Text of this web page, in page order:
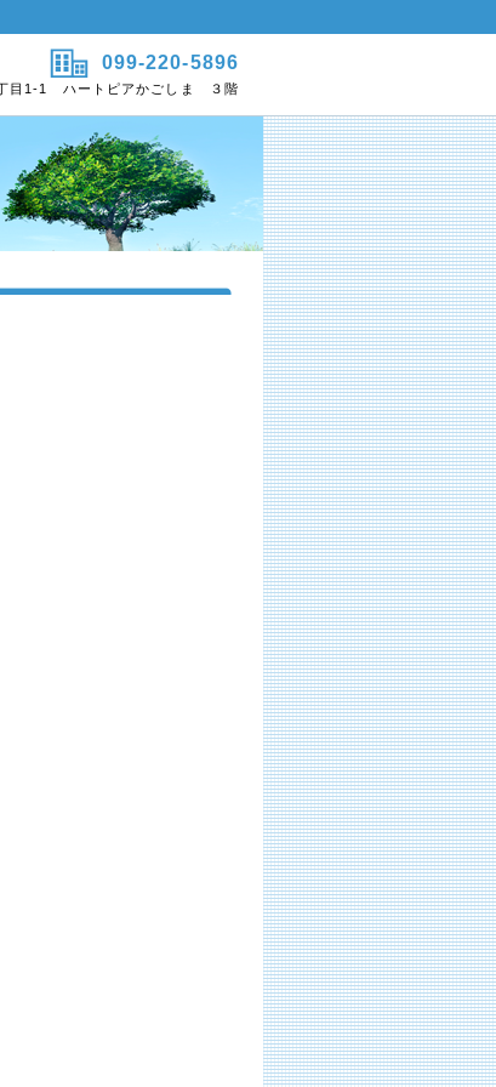
099-220-5896
目1-1 ハートピアかごしま ３階